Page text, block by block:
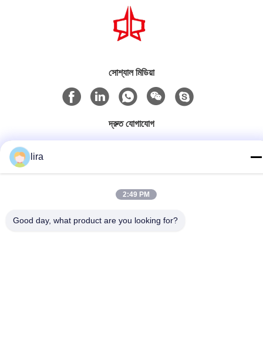
সোশ্যাল মিডিয়া
দ্রুত যোগাযোগ
ঠিকানা
lira
2:49 PM
Good day, what product are you looking for?